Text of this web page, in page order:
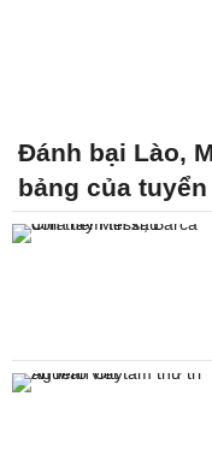
Đánh bại Lào,
bảng của tuyển